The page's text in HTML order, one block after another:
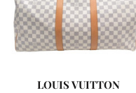
LOUIS VUITTON